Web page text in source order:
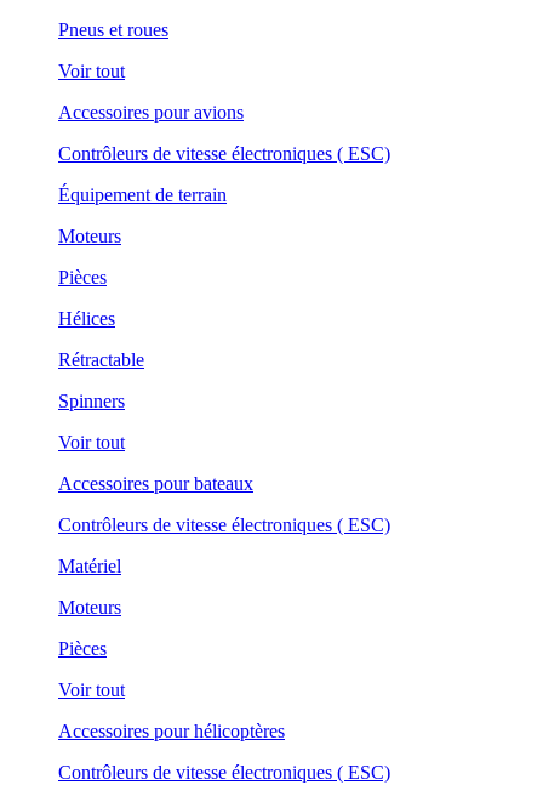
Pneus et roues
Voir tout
Accessoires pour avions
Contrôleurs de vitesse électroniques ( ESC)
Équipement de terrain
Moteurs
Pièces
Hélices
Rétractable
Spinners
Voir tout
Accessoires pour bateaux
Contrôleurs de vitesse électroniques ( ESC)
Matériel
Moteurs
Pièces
Voir tout
Accessoires pour hélicoptères
Contrôleurs de vitesse électroniques ( ESC)